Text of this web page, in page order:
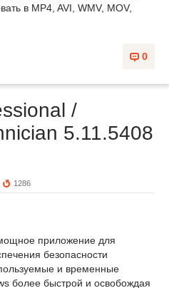
в MP4, AVI, WMV, MOV,
0
/
5.11.5408
1286
приложение для
безопасности
и временные
более быстрой и освобождая